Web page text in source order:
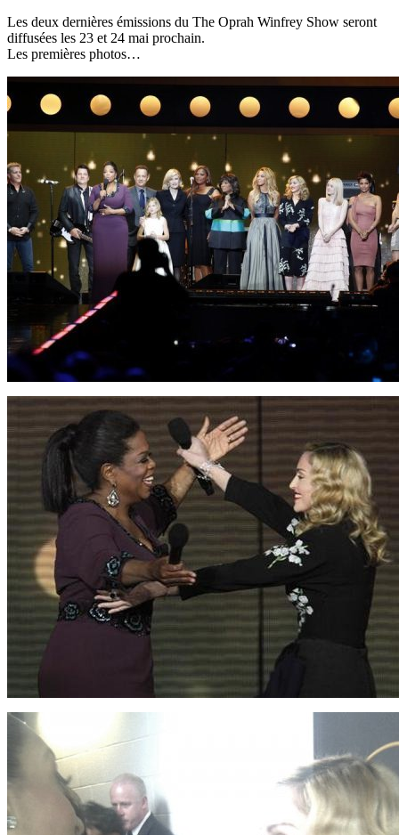
Les deux dernières émissions du The Oprah Winfrey Show seront
diffusées les 23 et 24 mai prochain.
Les premières photos…